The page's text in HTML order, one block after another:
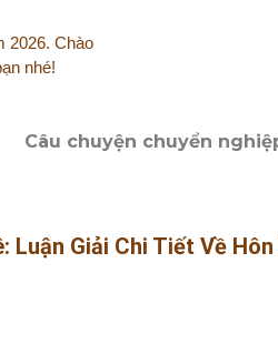
2026. Chào
nhé!
Câu chuyện chuyển
Luận Giải Chi Tiết Về Hôn